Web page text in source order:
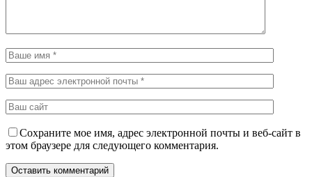
Сохраните мое имя, адрес электронной почты и веб-сайт в
этом браузере для следующего комментария.